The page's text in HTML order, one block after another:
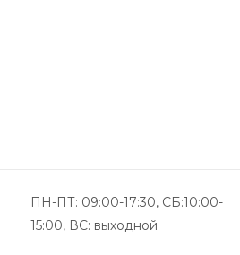
ПН-ПТ: 09:00-17:30, СБ:10:00-
15:00, ВС: выходной